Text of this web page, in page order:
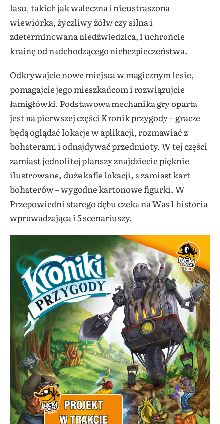
lasu, takich jak waleczna i nieustraszona
wiewiórka, życzliwy żółw czy silna i
zdeterminowana niedźwiedzica, i uchrońcie
krainę od nadchodzącego niebezpieczeństwa.
Odkrywajcie nowe miejsca w magicznym lesie,
pomagajcie jego mieszkańcom i rozwiązujcie
łamigłówki. Podstawowa mechanika gry oparta
jest na pierwszej części Kronik przygody – gracze
będą oglądać lokacje w aplikacji, rozmawiać z
bohaterami i odnajdywać przedmioty. W tej części
zamiast jednolitej planszy znajdziecie pięknie
ilustrowane, duże kafle lokacji, a zamiast kart
bohaterów – wygodne kartonowe figurki. W
Przepowiedni starego dębu czeka na Was 1 historia
wprowadzająca i 5 scenariuszy.